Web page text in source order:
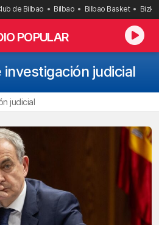
de Bilbao Bilbao Bilbao Basket
POPULAR
judicial
judicial